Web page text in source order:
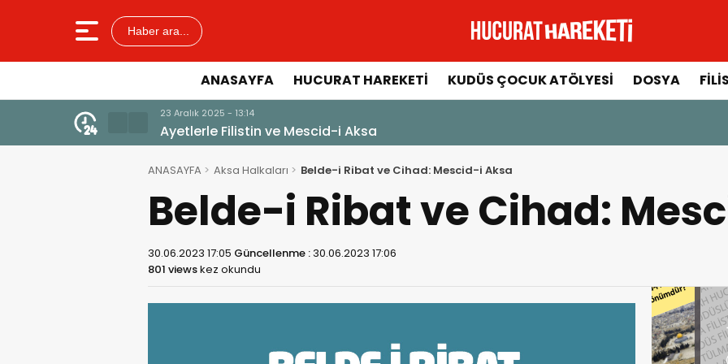
Haber ara...
ANASAYFA HUCURAT HAREKETI KUDÜS ÇOCUK ATÖLYESI DOSYA
23 Aralık 2025 - 13:14
Ayetlerle Filistin ve Mescid-i Aksa
ANASAYFA Aksa Halkaları Belde-i Ribat ve Cihad: Mescid-i Aksa
Belde-i Ribat ve Cihad:
30.06.2023 17:05 Güncellenme :30.06.2023 17:06
801 viewskez okundu